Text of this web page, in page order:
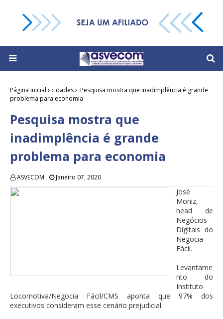
Página inicial cidades
Pesquisa mostra que inadimplência é grande
problema para economia
Pesquisa mostra que
inadimplência é grande
problema para economia
ASVECOM Janeiro 07, 2020
José
Moniz,
head de
Negócios
Digitais do
Negocia
Fácil.
Levantame
nto do
Instituto
Locomotiva/Negocia Fácil/CMS aponta que 97% dos
executivos consideram esse cenário prejudicial.